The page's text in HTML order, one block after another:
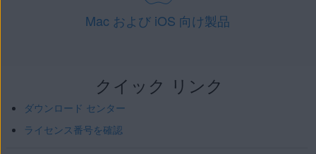
Mac および iOS 向け製品
クイック リンク
ダウンロード センター
ライセンス番号を確認